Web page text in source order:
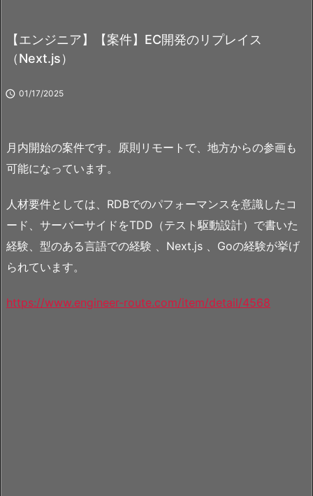
【エンジニア】【案件】EC開発のリプレイス
（Next.js）
 01/17/2025
月内開始の案件です。原則リモートで、地方からの参画も
可能になっています。
人材要件としては、RDBでのパフォーマンスを意識したコ
ード、サーバーサイドをTDD（テスト駆動設計）で書いた
経験、型のある言語での経験 、Next.js 、Goの経験が挙げ
られています。
https://www.engineer-route.com/item/detail/4568